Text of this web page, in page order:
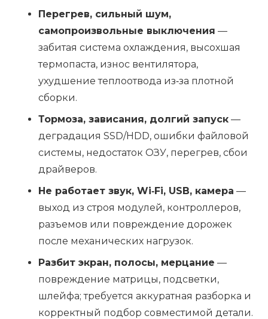
Перегрев, сильный шум,
самопроизвольные выключения —
забитая система охлаждения, высохшая
термопаста, износ вентилятора,
ухудшение теплоотвода из‑за плотной
сборки.
Тормоза, зависания, долгий запуск —
деградация SSD/HDD, ошибки файловой
системы, недостаток ОЗУ, перегрев, сбои
драйверов.
Не работает звук, Wi‑Fi, USB, камера —
выход из строя модулей, контроллеров,
разъемов или повреждение дорожек
после механических нагрузок.
Разбит экран, полосы, мерцание —
повреждение матрицы, подсветки,
шлейфа; требуется аккуратная разборка и
корректный подбор совместимой детали.